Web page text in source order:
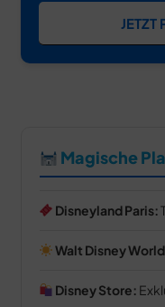
JETZT
Magische
Disneyland Paris:
Walt Disney
Disney Store: